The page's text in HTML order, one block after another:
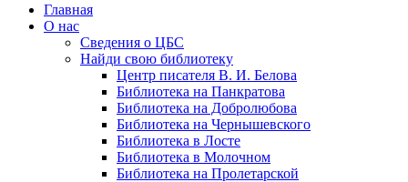
Главная
О нас
Сведения о ЦБС
Найди свою библиотеку
Центр писателя В. И. Белова
Библиотека на Панкратова
Библиотека на Добролюбова
Библиотека на Чернышевского
Библиотека в Лосте
Библиотека в Молочном
Библиотека на Пролетарской